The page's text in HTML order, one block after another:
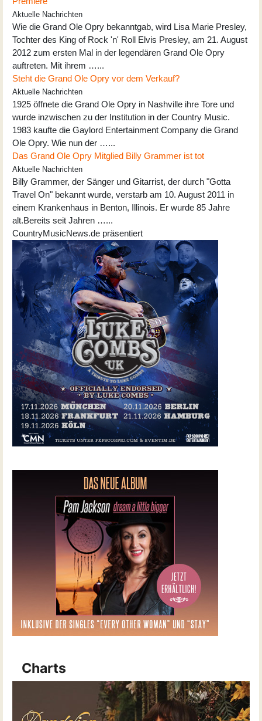
Aktuelle Nachrichten
Wie die Grand Ole Opry bekanntgab, wird Lisa Marie Presley,
Tochter des King of Rock 'n' Roll Elvis Presley, am 21. August
2012 zum ersten Mal in der legendären Grand Ole Opry
auftreten. Mit ihrem …...
Steht die Grand Ole Opry vor dem Verkauf?
Aktuelle Nachrichten
1925 öffnete die Grand Ole Opry in Nashville ihre Tore und
wurde inzwischen zu der Institution in der Country Music.
1983 kaufte die Gaylord Entertainment Company die Grand
Ole Opry. Wie nun der …...
Das Grand Ole Opry Mitglied Billy Grammer ist tot
Aktuelle Nachrichten
Billy Grammer, der Sänger und Gitarrist, der durch "Gotta
Travel On" bekannt wurde, verstarb am 10. August 2011 in
einem Krankenhaus in Benton, Illinois. Er wurde 85 Jahre
alt.Bereits seit Jahren …...
CountryMusicNews.de präsentiert
Charts